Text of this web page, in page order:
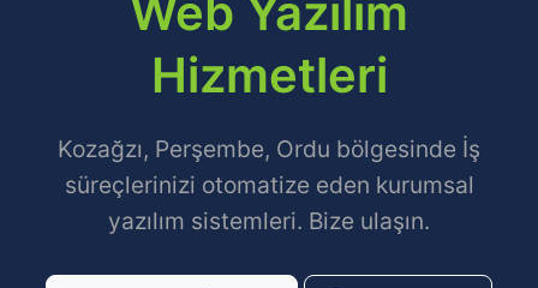
Web Yazılım
Hizmetleri
Kozağzı, Perşembe, Ordu bölgesinde İş
süreçlerinizi otomatize eden kurumsal
yazılım sistemleri. Bize ulaşın.